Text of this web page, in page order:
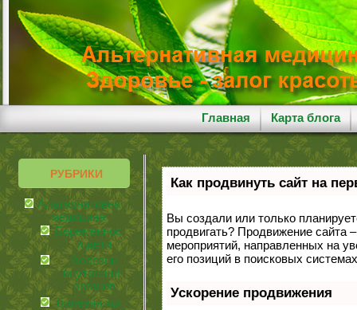
Главная Карта блога
РУБРИКИ
Альтернативная
медицина
Беременность
и дети
болезни
внутренних
органов
болезни кожи
Как продвинуть сайт на
Вы создали или только
продвигать? Продвижение сайта
мероприятий, направленных на
его позиций в поисковых
Ускорение продвижения